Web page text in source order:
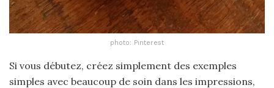
photo: Pinterest
Si vous débutez, créez simplement des exemples
simples avec beaucoup de soin dans les impressions,